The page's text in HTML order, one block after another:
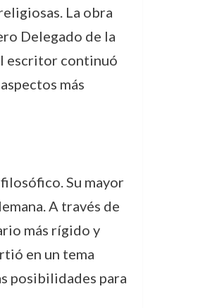
La obra
Delegado de la
escritor continuó
más
Su mayor
A través de
más rígido y
en un tema
posibilidades para